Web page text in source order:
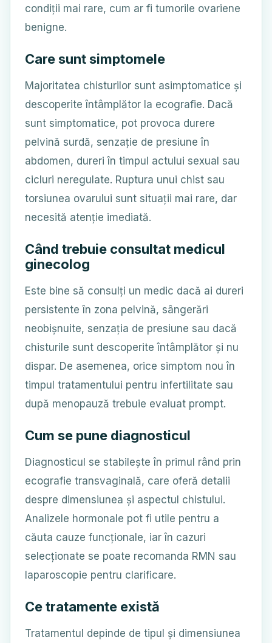
condiții mai rare, cum ar fi tumorile ovariene
benigne.
Care sunt simptomele
Majoritatea chisturilor sunt asimptomatice și
descoperite întâmplător la ecografie. Dacă
sunt simptomatice, pot provoca durere
pelvină surdă, senzație de presiune în
abdomen, dureri în timpul actului sexual sau
cicluri neregulate. Ruptura unui chist sau
torsiunea ovarului sunt situații mai rare, dar
necesită atenție imediată.
Când trebuie consultat medicul
ginecolog
Este bine să consulți un medic dacă ai dureri
persistente în zona pelvină, sângerări
neobișnuite, senzația de presiune sau dacă
chisturile sunt descoperite întâmplător și nu
dispar. De asemenea, orice simptom nou în
timpul tratamentului pentru infertilitate sau
după menopauză trebuie evaluat prompt.
Cum se pune diagnosticul
Diagnosticul se stabilește în primul rând prin
ecografie transvaginală, care oferă detalii
despre dimensiunea și aspectul chistului.
Analizele hormonale pot fi utile pentru a
căuta cauze funcționale, iar în cazuri
selecționate se poate recomanda RMN sau
laparoscopie pentru clarificare.
Ce tratamente există
Tratamentul depinde de tipul și dimensiunea